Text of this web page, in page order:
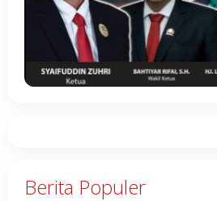
Berita Populer